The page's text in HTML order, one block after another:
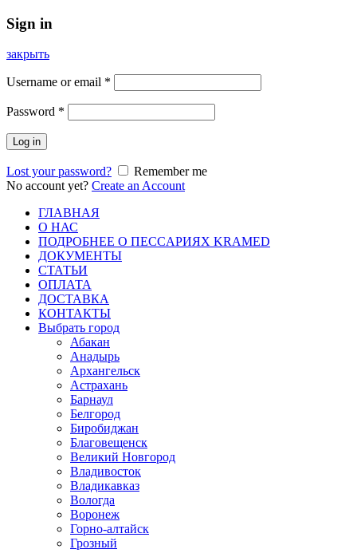
Sign in
закрыть
Username or email *
Password *
Log in
Lost your password?
Remember me
No account yet? Create an Account
ГЛАВНАЯ
О НАС
ПОДРОБНЕЕ О ПEСCАРИЯХ KRAMED
ДОКУМЕНТЫ
СТАТЬИ
ОПЛАТА
ДОСТАВКА
КОНТАКТЫ
Выбрать город
Абакан
Анадырь
Архангельск
Астрахань
Барнаул
Белгород
Биробиджан
Благовещенск
Великий Новгород
Владивосток
Владикавказ
Вологда
Воронеж
Горно-алтайск
Грозный